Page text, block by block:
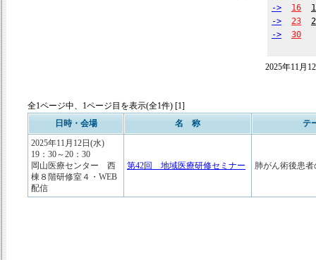
->
16
->
23
->
30
2025年11月
全1ページ中、1ページ目を表示(全1件) [1]
日時・会場
名 称
テ
2025年11月12日(水)
19：30～20：30
岡山医療センター 西
棟８階研修室４・WEB
配信
第42回 地域医療研修セミナー 肺がん術後患